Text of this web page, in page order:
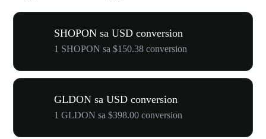
SHOPON sa USD conversion
1 SHOPON sa $150.38 conversion
GLDON sa USD conversion
1 GLDON sa $398.00 conversion